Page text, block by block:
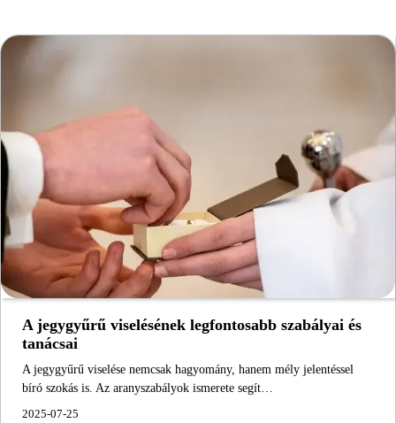
A jegygyűrű viselésének legfontosabb szabályai és
tanácsai
A jegygyűrű viselése nemcsak hagyomány, hanem mély jelentéssel
bíró szokás is. Az aranyszabályok ismerete segít…
2025-07-25